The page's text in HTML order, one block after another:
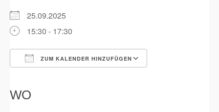
25.09.2025
15:30 - 17:30
ZUM KALENDER HINZUFÜGEN
WO